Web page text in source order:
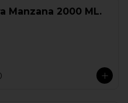
Manzana 2000 ML.